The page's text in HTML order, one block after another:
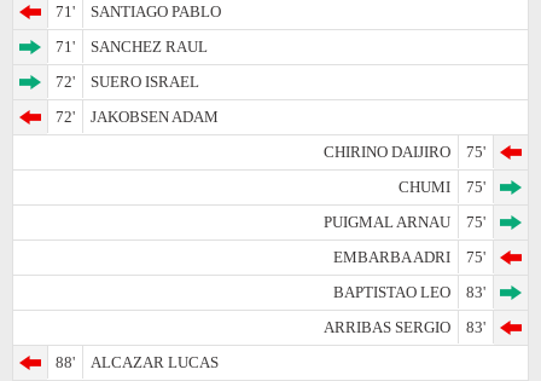
71'
SANTIAGO PABLO
71'
SANCHEZ RAUL
72'
SUERO ISRAEL
72'
JAKOBSEN ADAM
CHIRINO DAIJIRO
75'
CHUMI
75'
PUIGMAL ARNAU
75'
EMBARBA ADRI
75'
BAPTISTAO LEO
83'
ARRIBAS SERGIO
83'
88'
ALCAZAR LUCAS